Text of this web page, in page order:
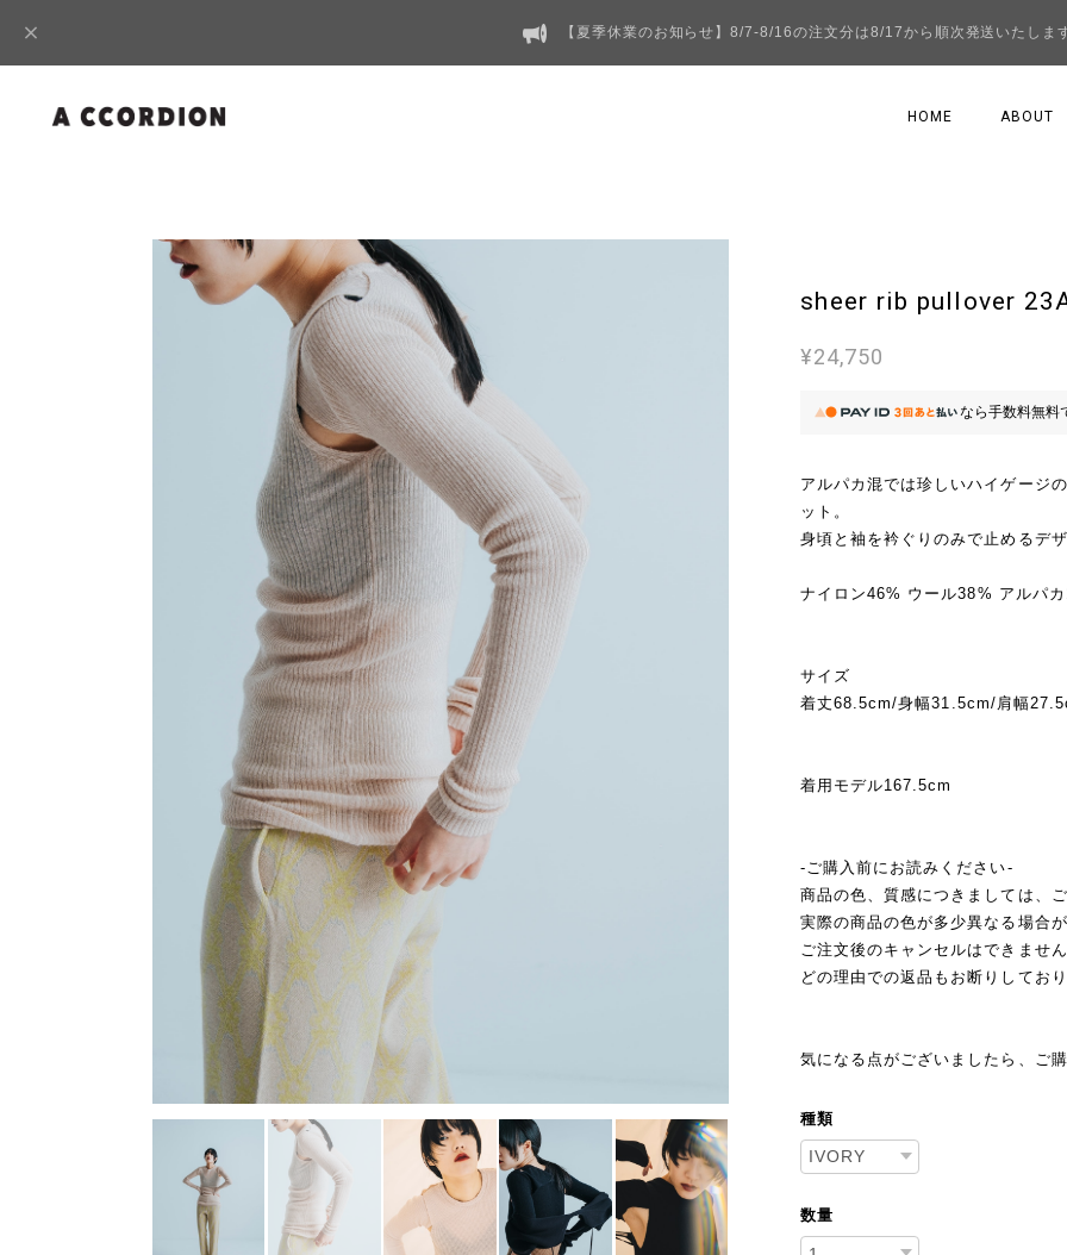
【夏季休業のお知らせ】8/7-8/16の注文分は8/17から順次発送いたしま
HOME ABOUT
sheer rib pullover
¥24,750
なら手数料無料
アルパカ混では珍しいハイゲージ
ット。
身頃と袖を衿ぐりのみで止めるデ
ナイロン46% ウール38% アルパ
サイズ
着丈68.5cm/身幅31.5cm/肩幅
着用モデル167.5cm
-ご購入前にお読みください-
商品の色、質感につきましては、
実際の商品の色が多少異なる場合が
ご注文後のキャンセルはできませ
どの理由での返品もお断りしてお
気になる点がございましたら、ご
種類
数量